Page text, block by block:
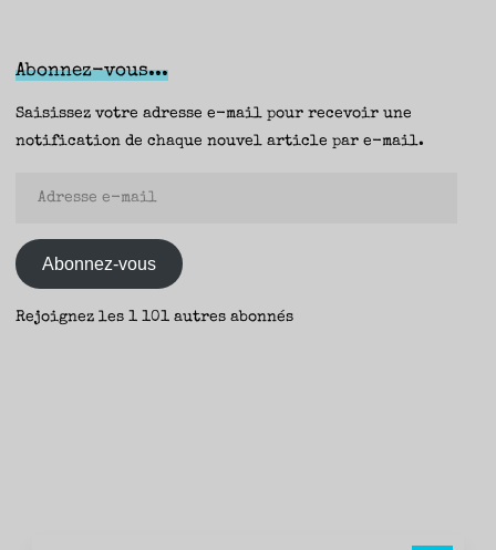
Malfatto
Roa
Sol)
–
Fanny"
Abonnez-vous...
Saisissez votre adresse e-mail pour recevoir une
notification de chaque nouvel article par e-mail.
mail
Abonnez-vous
Rejoignez les 1 101 autres abonnés